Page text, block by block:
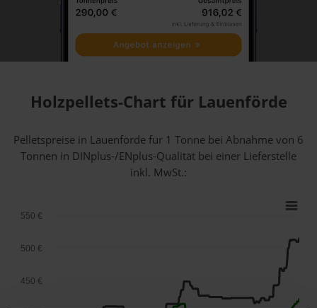
Holzpellets-Chart für Lauenförde
Pelletspreise in Lauenförde für 1 Tonne bei Abnahmevon 6
Tonnen in DINplus-/ENplus-Qualität bei einer Lieferstelle
inkl. MwSt.:
450 €
500 €
550 €